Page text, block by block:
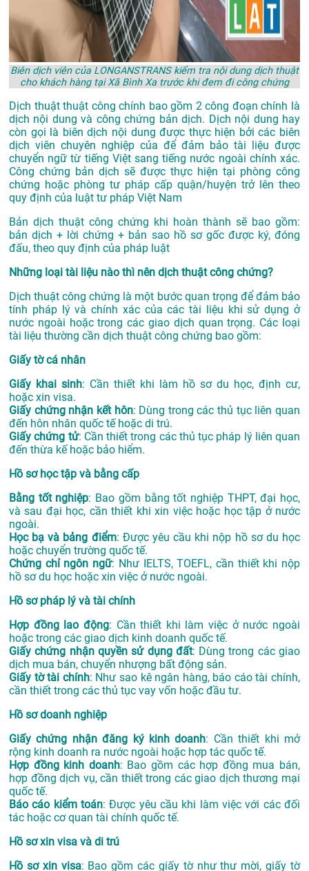
Biên dịch viên của LONGANSTRANS kiểm tra nội dung dịch thuật
cho khách hàng tại Xã Bình Xa trước khi đem đi công chứng
Dịch thuật thuật công chính bao gồm 2 công đoạn chính là
dịch nội dung và công chứng bản dịch. Dịch nội dung hay
còn gọi là biên dịch nội dung được thực hiện bởi các biên
dịch viên chuyên nghiệp của để đảm bảo tài liệu được
chuyển ngữ từ tiếng Việt sang tiếng nước ngoài chính xác.
Công chứng bản dịch sẽ được thực hiện tại phòng công
chứng hoặc phòng tư pháp cấp quận/huyện trở lên theo
quy định của luật tư pháp Việt Nam
Bản dịch thuật công chứng khi hoàn thành sẽ bao gồm:
bản dịch + lời chứng + bản sao hồ sơ gốc được ký, đóng
đấu, theo quy định của pháp luật
Những loại tài liệu nào thì nên dịch thuật công chứng?
Dịch thuật công chứng là một bước quan trọng để đảm bảo
tính pháp lý và chính xác của các tài liệu khi sử dụng ở
nước ngoài hoặc trong các giao dịch quan trọng. Các loại
tài liệu thường cần dịch thuật công chứng bao gồm:
Giấy tờ cá nhân
Giấy khai sinh: Cần thiết khi làm hồ sơ du học, định cư,
hoặc xin visa.
Giấy chứng nhận kết hôn: Dùng trong các thủ tục liên quan
đến hôn nhân quốc tế hoặc di trú.
Giấy chứng tử: Cần thiết trong các thủ tục pháp lý liên quan
đến thừa kế hoặc bảo hiểm.
Hồ sơ học tập và bằng cấp
Bằng tốt nghiệp: Bao gồm bằng tốt nghiệp THPT, đại học,
và sau đại học, cần thiết khi xin việc hoặc học tập ở nước
ngoài.
Học bạ và bảng điểm: Được yêu cầu khi nộp hồ sơ du học
hoặc chuyển trường quốc tế.
Chứng chỉ ngôn ngữ: Như IELTS, TOEFL, cần thiết khi nộp
hồ sơ du học hoặc xin việc ở nước ngoài.
Hồ sơ pháp lý và tài chính
Hợp đồng lao động: Cần thiết khi làm việc ở nước ngoài
hoặc trong các giao dịch kinh doanh quốc tế.
Giấy chứng nhận quyền sử dụng đất: Dùng trong các giao
dịch mua bán, chuyển nhượng bất động sản.
Giấy tờ tài chính: Như sao kê ngân hàng, báo cáo tài chính,
cần thiết trong các thủ tục vay vốn hoặc đầu tư.
Hồ sơ doanh nghiệp
Giấy chứng nhận đăng ký kinh doanh: Cần thiết khi mở
rộng kinh doanh ra nước ngoài hoặc hợp tác quốc tế.
Hợp đồng kinh doanh: Bao gồm các hợp đồng mua bán,
hợp đồng dịch vụ, cần thiết trong các giao dịch thương mại
quốc tế.
Báo cáo kiểm toán: Được yêu cầu khi làm việc với các đối
tác hoặc cơ quan tài chính quốc tế.
Hồ sơ xin visa và di trú
Hồ sơ xin visa: Bao gồm các giấy tờ như thư mời, giấy tờ